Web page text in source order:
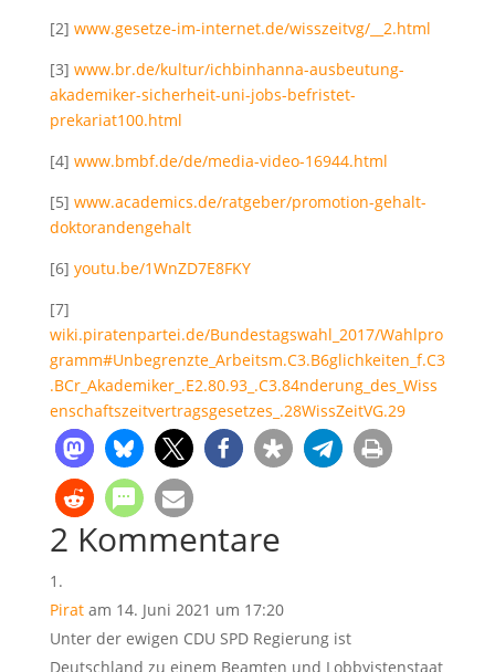
[2] www.gesetze-im-internet.de/wisszeitvg/__2.html
[3] www.br.de/kultur/ichbinhanna-ausbeutung-
akademiker-sicherheit-uni-jobs-befristet-
prekariat100.html
[4] www.bmbf.de/de/media-video-16944.html
[5] www.academics.de/ratgeber/promotion-gehalt-
doktorandengehalt
[6] youtu.be/1WnZD7E8FKY
[7]
wiki.piratenpartei.de/Bundestagswahl_2017/Wahlpro
gramm#Unbegrenzte_Arbeitsm.C3.B6glichkeiten_f.C3
.BCr_Akademiker_.E2.80.93_.C3.84nderung_des_Wiss
enschaftszeitvertragsgesetzes_.28WissZeitVG.29
2 Kommentare
Pirat am 14. Juni 2021 um 17:20
Unter der ewigen CDU SPD Regierung ist
Deutschland zu einem Beamten und Lobbyistenstaat